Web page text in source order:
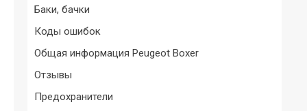
Баки, бачки
Коды ошибок
Общая информация Peugeot Boxer
Отзывы
Предохранители